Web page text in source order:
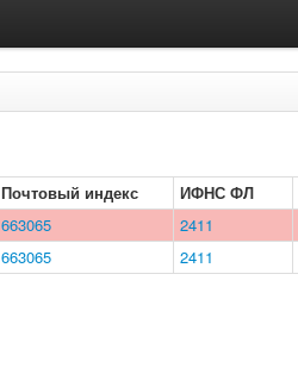
Почтовый индекс ИФНС ФЛ
663065 2411
663065 2411